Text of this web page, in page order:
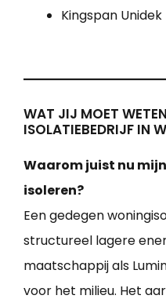
Kingspan Unidek
WAT JIJ MOET
ISOLATIEBEDRIJF IN
Waarom juist nu
isoleren?
Een gedegen
structureel lagere
maatschappij als
voor het milieu. Het